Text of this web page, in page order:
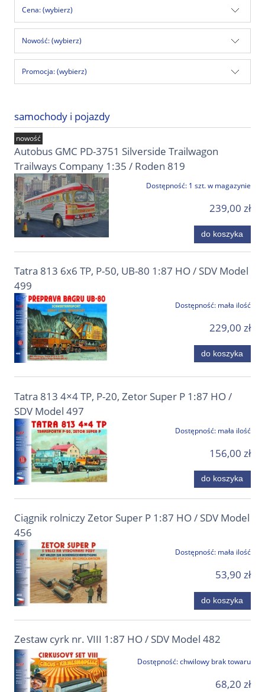
Cena: (wybierz)
Nowość: (wybierz)
Promocja: (wybierz)
samochody i pojazdy
Autobus GMC PD-3751 Silverside Trailwagon
Trailways Company 1:35 / Roden 819
Dostępność: 1 szt. w magazynie
239,00 zł
do koszyka
nowość
Tatra 813 6x6 TP, P-50, UB-80 1:87 HO / SDV Model
499
Dostępność: mała ilość
229,00 zł
do koszyka
Tatra 813 4×4 TP, P-20, Zetor Super P 1:87 HO /
SDV Model 497
Dostępność: mała ilość
156,00 zł
do koszyka
Ciągnik rolniczy Zetor Super P 1:87 HO / SDV Model
456
Dostępność: mała ilość
53,90 zł
do koszyka
Zestaw cyrk nr. VIII 1:87 HO / SDV Model 482
Dostępność:chwilowy brak towaru
68,20 zł